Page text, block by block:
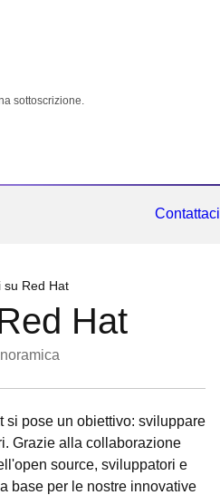
sottoscrizione.
Contattaci
su Red Hat
Hat
si pose un obiettivo: sviluppare
Grazie alla collaborazione
source, sviluppatori e
base per le nostre innovative